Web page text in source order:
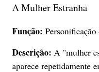
A Mulher Estranha
Função:
Descrição: A "mulher
aparece repetidamente